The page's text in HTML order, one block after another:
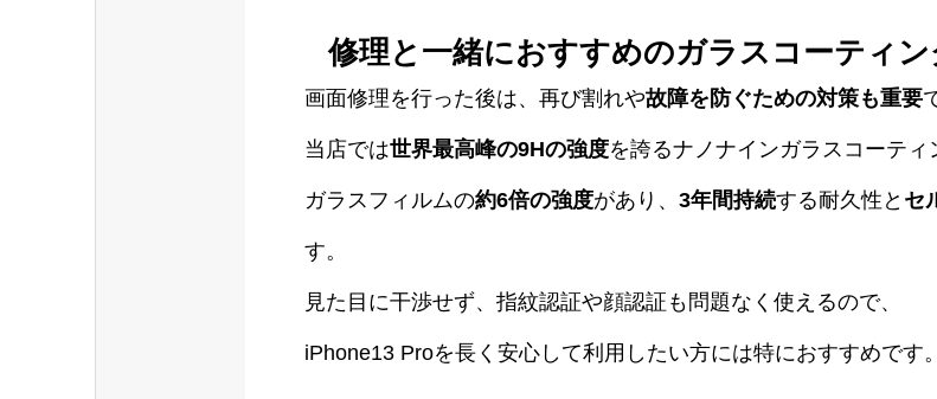
修理と一緒におすすめのガラスコーティン
画面修理を行った後は、再び割れや故障を防ぐための対策も重要
当店では世界最高峰の9Hの強度を誇るナノナインガラスコーティ
ガラスフィルムの約6倍の強度があり、 3年間持続する耐久性と セ
す。
見た目に干渉せず、指紋認証や顔認証も問題なく使えるので、
iPhone13 Proを長く安心して利用したい方には特におすすめです。